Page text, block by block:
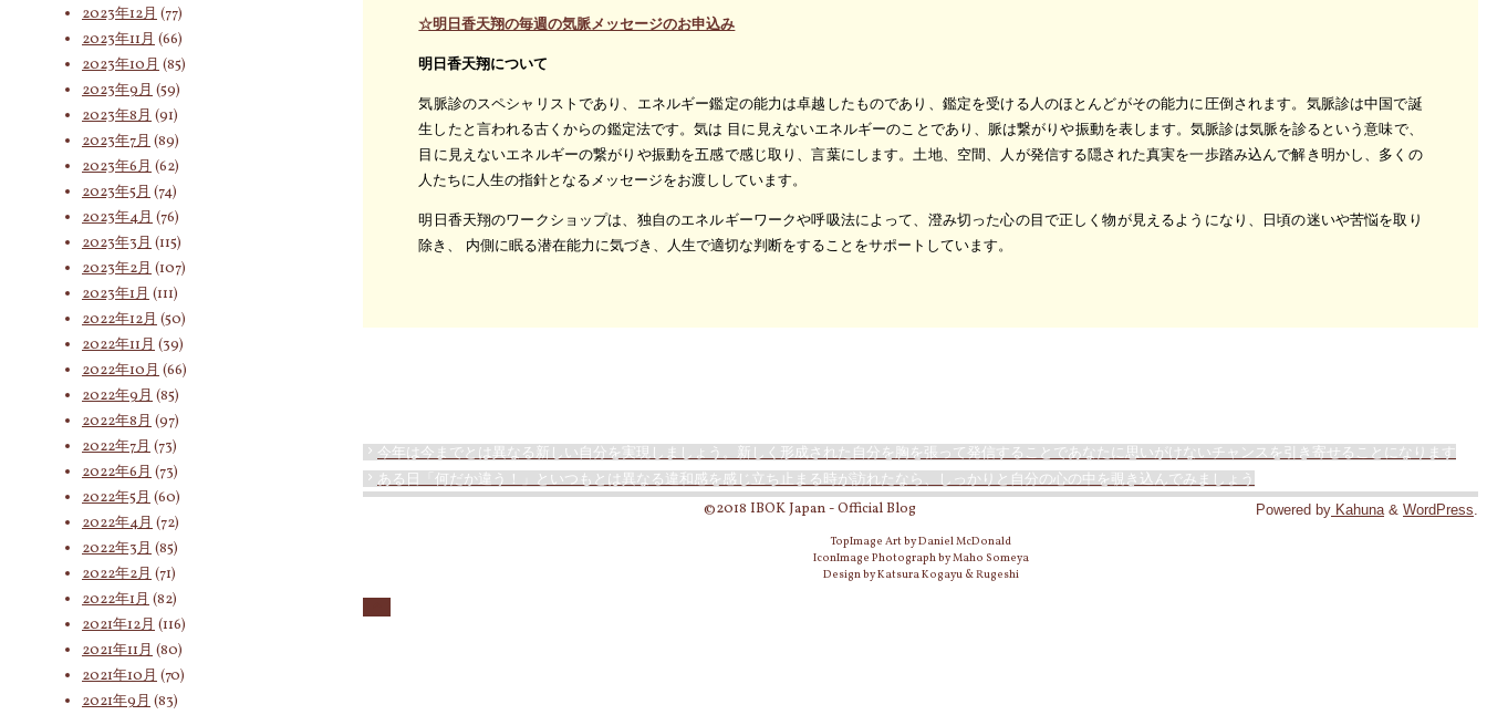
☆明日香天翔の毎週の気脈メッセージのお申込み
明日香天翔について
気脈診のスペシャリストであり、エネルギー鑑定の能力は卓越したものであり、鑑定を受ける人のほとんどがその能力に圧倒されます。気脈診は中国で誕
生したと言われる古くからの鑑定法です。気は 目に見えないエネルギーのことであり、脈は繋がりや振動を表します。気脈診は気脈を診るという意味で、
目に見えないエネルギーの繋がりや振動を五感で感じ取り、言葉にします。土地、空間、人が発信する隠された真実を一歩踏み込んで解き明かし、多くの
人たちに人生の指針となるメッセージをお渡ししています。
明日香天翔のワークショップは、独自のエネルギーワークや呼吸法によって、澄み切った心の目で正しく物が見えるようになり、日頃の迷いや苦悩を取り
除き、 内側に眠る潜在能力に気づき、人生で適切な判断をすることをサポートしています。
2023年12月 (77)
2023年11月 (66)
2023年10月 (85)
2023年9月 (59)
2023年8月 (91)
2023年7月 (89)
2023年6月 (62)
2023年5月 (74)
2023年4月 (76)
2023年3月 (115)
2023年2月 (107)
2023年1月 (111)
2022年12月 (50)
2022年11月 (39)
2022年10月 (66)
2022年9月 (85)
2022年8月 (97)
2022年7月 (73)
2022年6月 (73)
2022年5月 (60)
2022年4月 (72)
2022年3月 (85)
2022年2月 (71)
2022年1月 (82)
2021年12月 (116)
2021年11月 (80)
2021年10月 (70)
2021年9月 (83)
今年は今までとは異なる新しい自分を実現しましょう。新しく形成された自分を胸を張って発信することであなたに思いがけないチャンスを引き寄せることになります
ある日「何だか違う！」といつもとは異なる違和感を感じ立ち止まる時が訪れたなら、しっかりと自分の心の中を覗き込んでみましょう
Powered by Kahuna & WordPress
©2018 IBOK Japan - Official Blog
TopImage Art by Daniel McDonald
IconImage Photograph by Maho Someya
Design by Katsura Kogayu & Rugeshi